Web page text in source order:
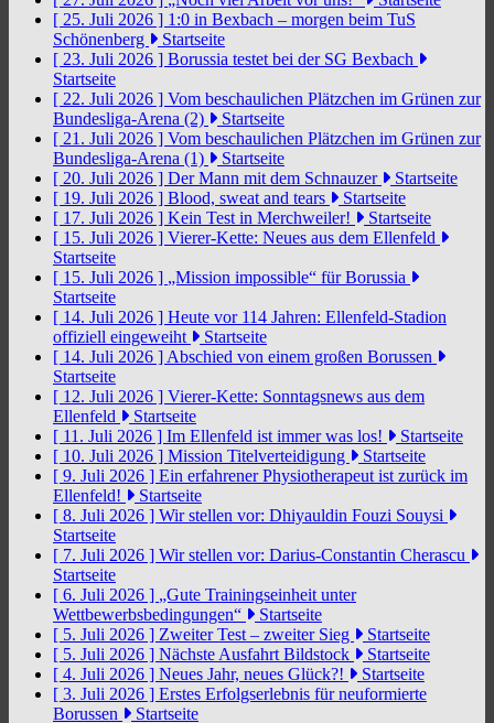
[ 25. Juli 2026 ] 1:0 in Bexbach – morgen beim TuS
Schönenberg
Startseite
[ 23. Juli 2026 ] Borussia testet bei der SG Bexbach
Startseite
[ 22. Juli 2026 ] Vom beschaulichen Plätzchen im Grünen zur
Bundesliga-Arena (2)
Startseite
[ 21. Juli 2026 ] Vom beschaulichen Plätzchen im Grünen zur
Bundesliga-Arena (1)
Startseite
[ 20. Juli 2026 ] Der Mann mit dem Schnauzer
Startseite
[ 19. Juli 2026 ] Blood, sweat and tears
Startseite
[ 17. Juli 2026 ] Kein Test in Merchweiler!
Startseite
[ 15. Juli 2026 ] Vierer-Kette: Neues aus dem Ellenfeld
Startseite
[ 15. Juli 2026 ] „Mission impossible“ für Borussia
Startseite
[ 14. Juli 2026 ] Heute vor 114 Jahren: Ellenfeld-Stadion
offiziell eingeweiht
Startseite
[ 14. Juli 2026 ] Abschied von einem großen Borussen
Startseite
[ 12. Juli 2026 ] Vierer-Kette: Sonntagsnews aus dem
Ellenfeld
Startseite
[ 11. Juli 2026 ] Im Ellenfeld ist immer was los!
Startseite
[ 10. Juli 2026 ] Mission Titelverteidigung
Startseite
[ 9. Juli 2026 ] Ein erfahrener Physiotherapeut ist zurück im
Ellenfeld!
Startseite
[ 8. Juli 2026 ] Wir stellen vor: Dhiyauldin Fouzi Souysi
Startseite
[ 7. Juli 2026 ] Wir stellen vor: Darius-Constantin Cherascu
Startseite
[ 6. Juli 2026 ] „Gute Trainingseinheit unter
Wettbewerbsbedingungen“
Startseite
[ 5. Juli 2026 ] Zweiter Test – zweiter Sieg
Startseite
[ 5. Juli 2026 ] Nächste Ausfahrt Bildstock
Startseite
[ 4. Juli 2026 ] Neues Jahr, neues Glück?!
Startseite
[ 3. Juli 2026 ] Erstes Erfolgserlebnis für neuformierte
Borussen
Startseite